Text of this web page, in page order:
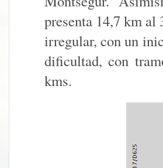
presenta 14,7 km al
irregular, con un
dificultad, con
kms.